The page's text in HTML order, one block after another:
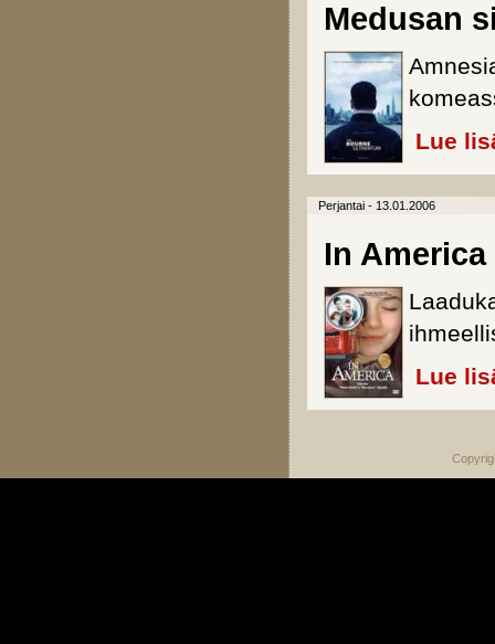
Medusan
Lue
Perjantai - 13.01.2006
In America
Lue